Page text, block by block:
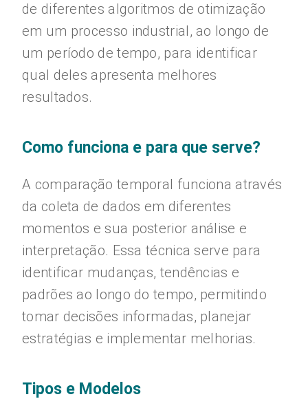
de diferentes algoritmos de otimização
em um processo industrial, ao longo de
um período de tempo, para identificar
qual deles apresenta melhores
resultados.
Como funciona e para que serve?
A comparação temporal funciona através
da coleta de dados em diferentes
momentos e sua posterior análise e
interpretação. Essa técnica serve para
identificar mudanças, tendências e
padrões ao longo do tempo, permitindo
tomar decisões informadas, planejar
estratégias e implementar melhorias.
Tipos e Modelos